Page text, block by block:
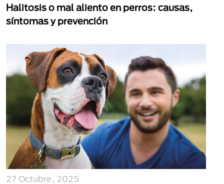
Halitosis o mal aliento en perros: causas,
síntomas y prevención
27 Octubre, 2025